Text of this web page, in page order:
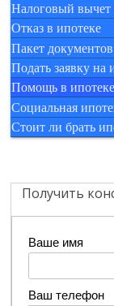
Налоговый вычет
Отказ в ипотеке
Пакет
Подать заявку на
Помощь в ипотеке
Социальная
Стоит ли брать
Получить
Ваше имя
Ваш телефон